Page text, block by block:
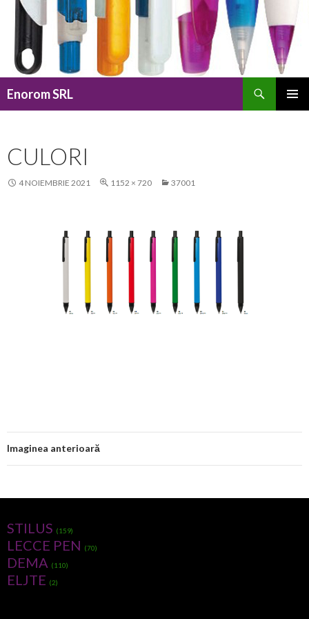
Enorom SRL
CULORI
4 NOIEMBRIE 2021 1152 × 720 37001
Imaginea anterioară
STILUS (159)
LECCE PEN (70)
DEMA (110)
ELJTE (2)